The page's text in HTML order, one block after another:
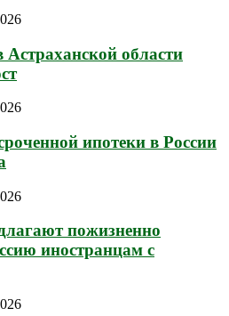
области
ипотеки в России
пожизненно
иностранцам с